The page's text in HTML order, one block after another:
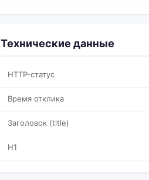
Технические данные
HTTP-статус
Время отклика
Заголовок (title)
H1